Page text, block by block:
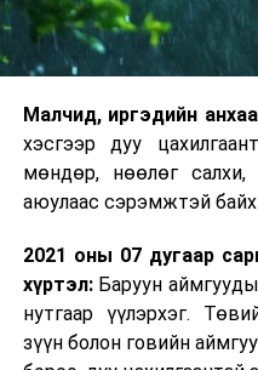
Малчид, иргэдийн
хэсгээр дуу
мөндөр, нөөлөг салхи,
аюулаас сэрэмжтэй
2021 оны 07 дугаар
хүртэл:Баруун
нутгаар үүлэрхэг.
зүүн болон говийн